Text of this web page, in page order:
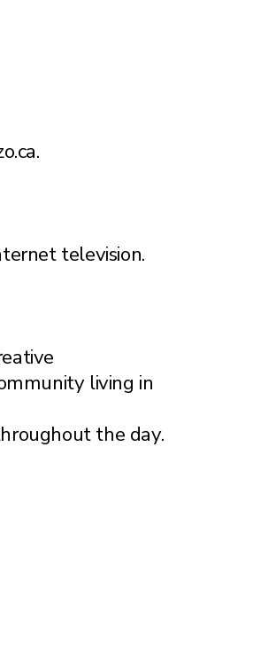
television.
living in
the day.